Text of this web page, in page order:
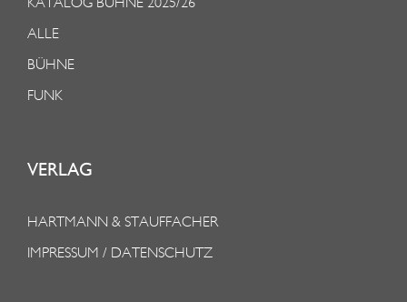
ALLE
BÜHNE
FUNK
VERLAG
HARTMANN & STAUFFACHER
IMPRESSUM / DATENSCHUTZ